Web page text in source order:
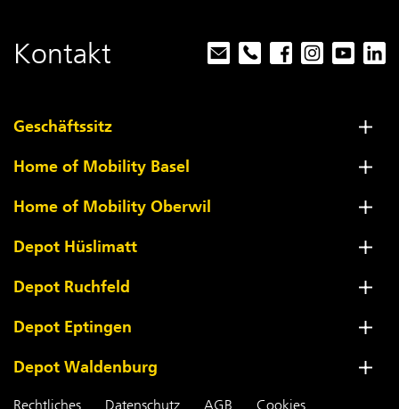
Kontakt
Geschäftssitz
Home of Mobility Basel
Home of Mobility Oberwil
Depot Hüslimatt
Depot Ruchfeld
Depot Eptingen
Depot Waldenburg
Rechtliches Datenschutz AGB Cookies